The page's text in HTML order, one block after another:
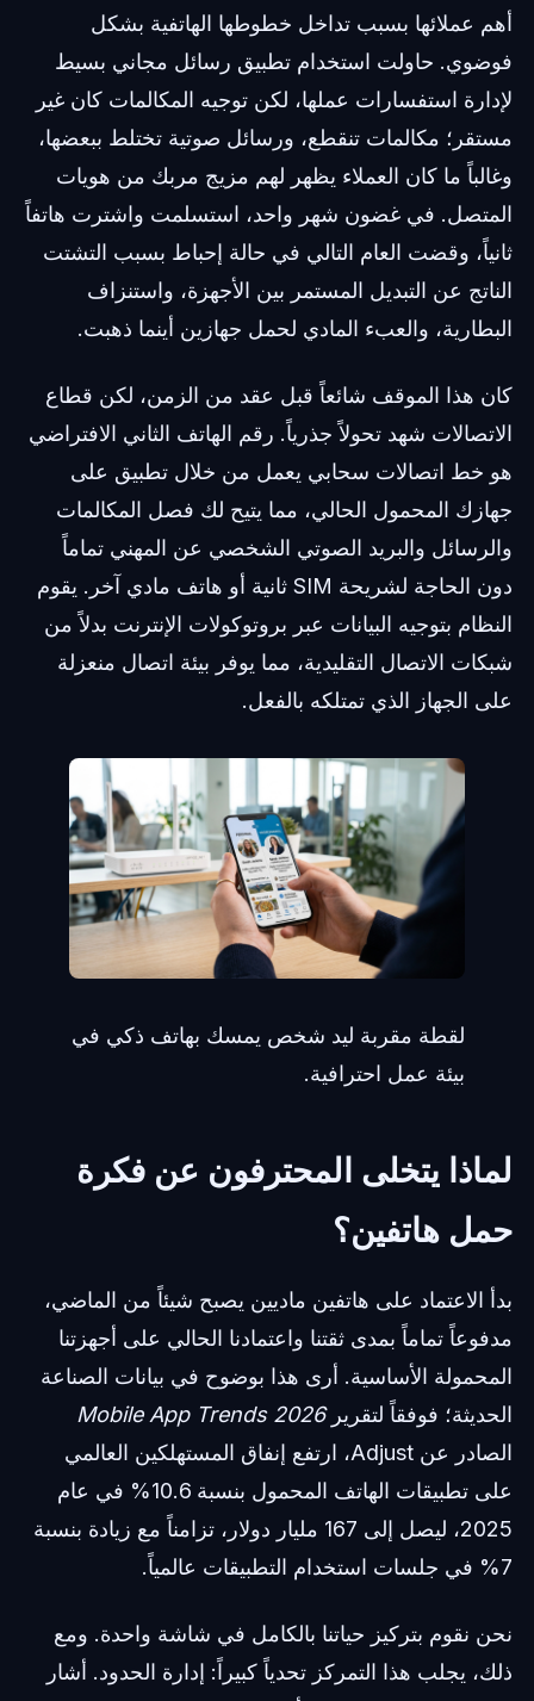
أهم عملائها بسبب تداخل خطوطها الهاتفية بشكل
فوضوي. حاولت استخدام تطبيق رسائل مجاني بسيط
لإدارة استفسارات عملها، لكن توجيه المكالمات كان غير
مستقر؛ مكالمات تنقطع، ورسائل صوتية تختلط ببعضها،
وغالباً ما كان العملاء يظهر لهم مزيج مربك من هويات
المتصل. في غضون شهر واحد، استسلمت واشترت هاتفاً
ثانياً، وقضت العام التالي في حالة إحباط بسبب التشتت
الناتج عن التبديل المستمر بين الأجهزة، واستنزاف
البطارية، والعبء المادي لحمل جهازين أينما ذهبت.
كان هذا الموقف شائعاً قبل عقد من الزمن، لكن قطاع
الاتصالات شهد تحولاً جذرياً. رقم الهاتف الثاني الافتراضي
هو خط اتصالات سحابي يعمل من خلال تطبيق على
جهازك المحمول الحالي، مما يتيح لك فصل المكالمات
والرسائل والبريد الصوتي الشخصي عن المهني تماماً
دون الحاجة لشريحة SIM ثانية أو هاتف مادي آخر. يقوم
النظام بتوجيه البيانات عبر بروتوكولات الإنترنت بدلاً من
شبكات الاتصال التقليدية، مما يوفر بيئة اتصال منعزلة
على الجهاز الذي تمتلكه بالفعل.
لقطة مقربة ليد شخص يمسك بهاتف ذكي في
بيئة عمل احترافية.
لماذا يتخلى المحترفون عن فكرة
حمل هاتفين؟
بدأ الاعتماد على هاتفين ماديين يصبح شيئاً من الماضي،
مدفوعاً تماماً بمدى ثقتنا واعتمادنا الحالي على أجهزتنا
المحمولة الأساسية. أرى هذا بوضوح في بيانات الصناعة
الحديثة؛ فوفقاً لتقريرMobile App Trends 2026
الصادر عن Adjust، ارتفع إنفاق المستهلكين العالمي
على تطبيقات الهاتف المحمول بنسبة 10.6% في عام
2025، ليصل إلى 167 مليار دولار، تزامناً مع زيادة بنسبة
7% في جلسات استخدام التطبيقات عالمياً.
نحن نقوم بتركيز حياتنا بالكامل في شاشة واحدة. ومع
ذلك، يجلب هذا التمركز تحدياً كبيراً: إدارة الحدود. أشار